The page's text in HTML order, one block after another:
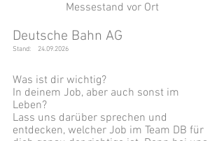
Messestand vor Ort
Deutsche Bahn AG
Stand: 24.09.2026
Was ist dir wichtig?
In deinem Job, aber auch sonst im
Leben?
Lass uns darüber sprechen und
entdecken, welcher Job im Team DB für